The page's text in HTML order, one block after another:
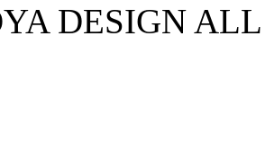
DESIGN